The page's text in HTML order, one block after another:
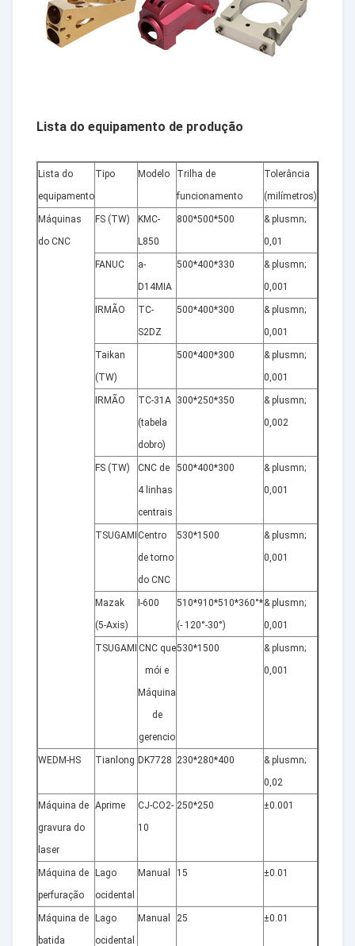
Lista do equipamento de produção
Lista do
equipamento
Tipo Modelo
Trilha de
funcionamento
Tolerância
(milímetros)
Máquinas
do CNC
FS (TW)
KMC-
L850
800*500*500
& plusmn;
0,01
FANUC
a-
D14MIA
500*400*330
& plusmn;
0,001
IRMÃO
TC-
S2DZ
500*400*300
& plusmn;
0,001
Taikan
(TW)
500*400*300
& plusmn;
0,001
IRMÃO
TC-31A
(tabela
dobro)
300*250*350
& plusmn;
0,002
FS (TW)
CNC de
4 linhas
centrais
500*400*300
& plusmn;
0,001
TSUGAMI Centro
de torno
do CNC
530*1500
& plusmn;
0,001
Mazak
(5-Axis)
I-600
510*910*510*360°*
(- 120°-30°)
& plusmn;
0,001
TSUGAMI CNC que
mói e
Máquina
de
gerencio
530*1500
& plusmn;
0,001
WEDM-HS Tianlong DK7728 230*280*400
& plusmn;
0,02
Máquina de
gravura do
laser
Aprime
CJ-CO2-
10
250*250 ±0.001
Máquina de
perfuração
Lago
ocidental
Manual 15 ±0.01
Máquina de
batida
Lago
ocidental
Manual 25 ±0.01